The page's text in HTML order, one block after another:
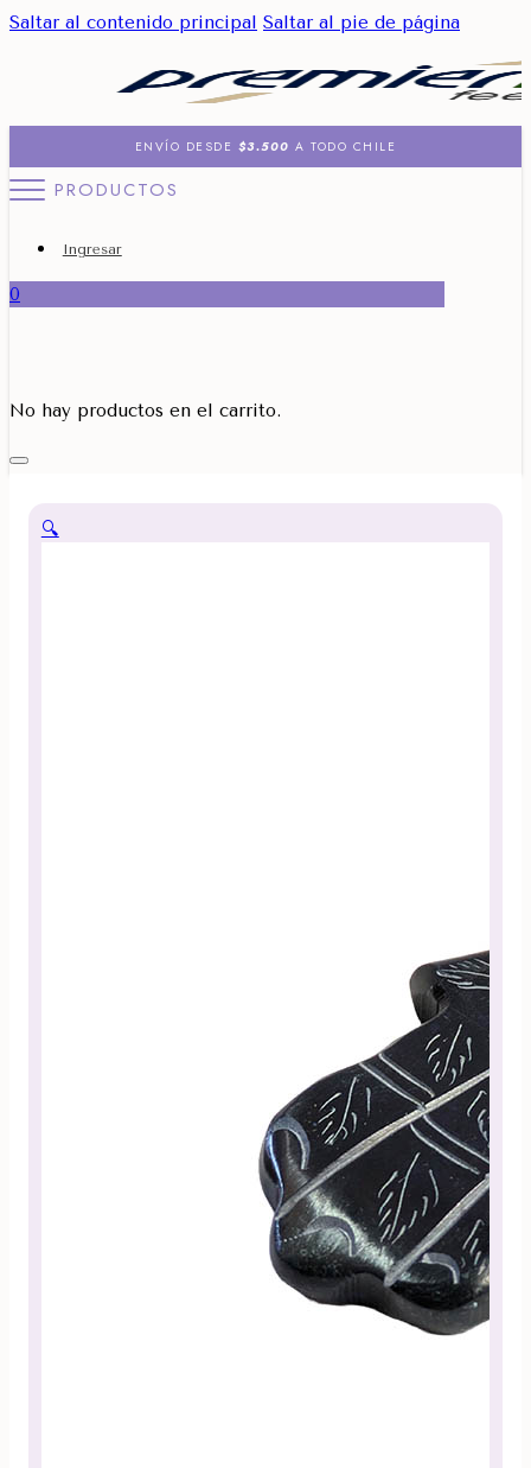
Saltar al contenido principal Saltar al pie de página
ENVÍO DESDE $3.500 A TODO CHILE
PRODUCTOS
Ingresar
0
No hay productos en el carrito.
🔍